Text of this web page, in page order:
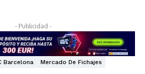
- Publicidad -
Barcelona Mercado De Fichajes